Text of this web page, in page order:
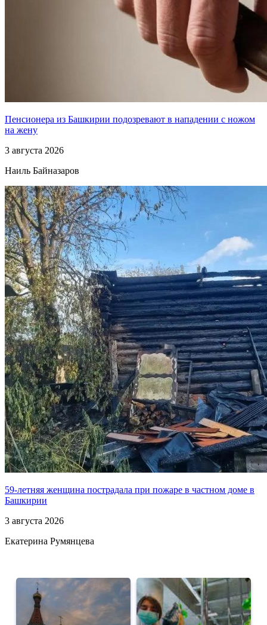
Пенсионера из Башкирии подозревают в нападении с ножом
на жену
3 августа 2026
Наиль Байназаров
59-летняя женщина пострадала при пожаре в частном доме в
Башкирии
3 августа 2026
Екатерина Румянцева